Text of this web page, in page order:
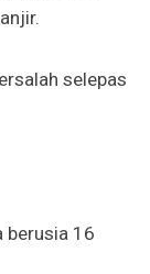
selepas
berusia 16